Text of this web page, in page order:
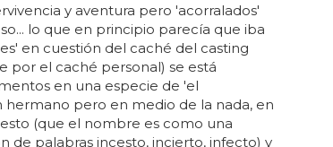
en una pelea"... ¡chicas al poder!...
'girlfight' ha confirmado que
con cara delevingne, una
14 años más joven que ella, junto a la
de baloncesto comiéndose la
cuando empezamos a salir,
y nos lo pasamos en
s! aunque sólo lleven 6 semanas